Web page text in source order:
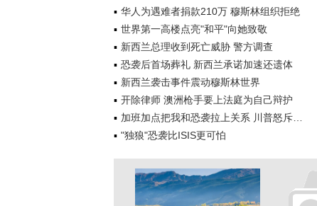
华人为遇难者捐款210万 穆斯林组织拒绝
世界第一高楼点亮"和平"向她致敬
新西兰总理收到死亡威胁 警方调查
恐袭后首场葬礼 新西兰承诺加速还遗体
新西兰袭击事件震动穆斯林世界
开除律师 澳洲枪手要上法庭为自己辩护
加班加点把我和恐袭拉上关系 川普怒斥…
"独狼"恐袭比ISIS更可怕